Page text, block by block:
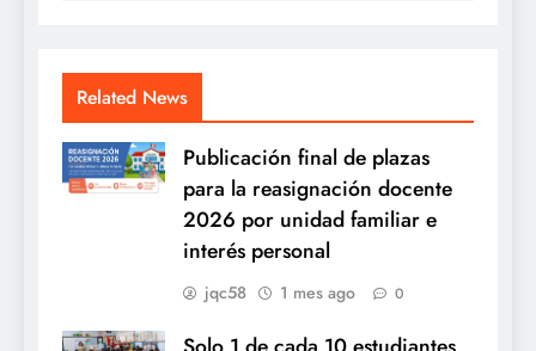
Related News
Publicación final de plazas
para la reasignación docente
2026 por unidad familiar e
interés personal
jqc58 1 mes ago 0